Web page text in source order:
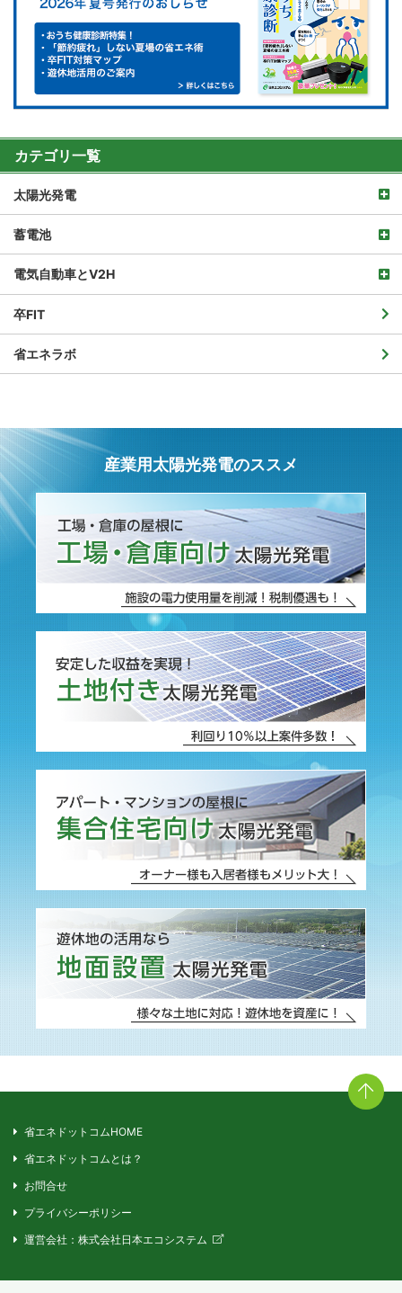
カテゴリ一覧
太陽光発電
蓄電池
電気自動車とV2H
卒FIT
省エネラボ
産業用太陽光発電のススメ
省エネドットコムHOME
省エネドットコムとは？
お問合せ
プライバシーポリシー
運営会社：株式会社日本エコシステム